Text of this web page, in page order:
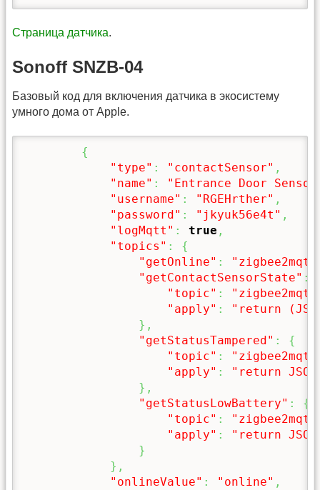
Страница датчика.
Sonoff SNZB-04
Базовый код для включения датчика в экосистему
умного дома от Apple.
{
"type" : "contactSensor" ,
"name" :
"Entrance Door
"username" : "RGEHrther" ,
"password" : "jkyuk56e4t" ,
"logMqtt" : true ,
"topics" :
{
"getOnline" :
"getContactSensorState" :
"topic" :
"apply" :
"return
} ,
"getStatusTampered" :
{
"topic" :
"apply" :
"return
} ,
"getStatusLowBattery" :
{
"topic" :
"apply" :
"return
}
} ,
"onlineValue" : "online" ,